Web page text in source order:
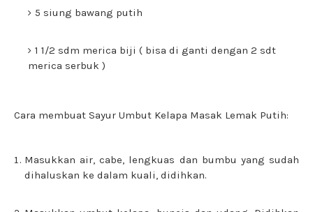
5 siung bawang putih
1 1/2 sdm merica biji ( bisa di ganti dengan 2 sdt
merica serbuk )
Cara membuat Sayur Umbut Kelapa Masak Lemak Putih:
Masukkan air, cabe, lengkuas dan bumbu yang sudah
dihaluskan ke dalam kuali, didihkan.